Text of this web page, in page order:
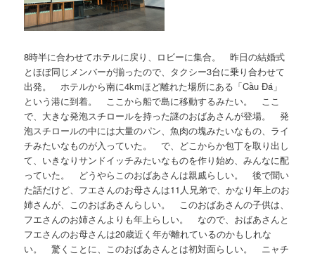
8時半に合わせてホテルに戻り、ロビーに集合。 昨日の結婚式
とほぼ同じメンバーが揃ったので、タクシー3台に乗り合わせて
出発。 ホテルから南に4kmほど離れた場所にある「Cầu Đá」
という港に到着。 ここから船で島に移動するみたい。 ここ
で、大きな発泡スチロールを持った謎のおばあさんが登場。 発
泡スチロールの中には大量のパン、魚肉の塊みたいなもの、ライ
チみたいなものが入っていた。 で、どこからか包丁を取り出し
て、いきなりサンドイッチみたいなものを作り始め、みんなに配
っていた。 どうやらこのおばあさんは親戚らしい。 後で聞い
た話だけど、フエさんのお母さんは11人兄弟で、かなり年上のお
姉さんが、このおばあさんらしい。 このおばあさんの子供は、
フエさんのお姉さんよりも年上らしい。 なので、おばあさんと
フエさんのお母さんは20歳近く年が離れているのかもしれな
い。 驚くことに、このおばあさんとは初対面らしい。 ニャチ